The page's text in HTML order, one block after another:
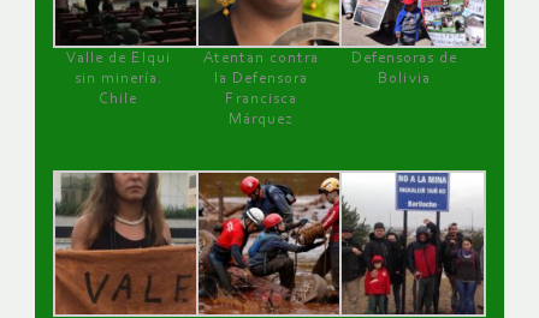
Valle de Elqui
sin minería.
Chile
Atentan contra
la Defensora
Francisca
Márquez
Defensoras de
Bolivia